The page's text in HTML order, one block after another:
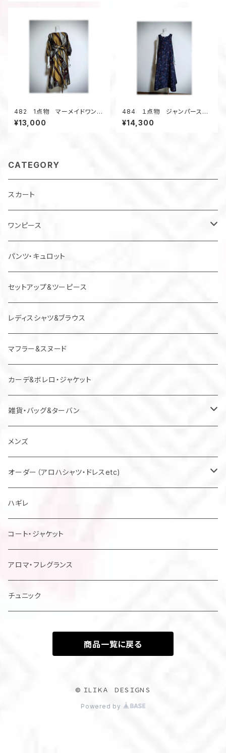
482 1点物 マーメイドワンピ
ーㇲ Aライン 着物リメイク
銘仙 シルク お出かけ 体形
¥13,000
484 １点物 ジャンパースカ
ート テントラインワンピース
大島紬 花柄 小さいサイズ
¥14,300
CATEGORY
スカート
ワンピース
チュニック
ジャンパースカート
パンツ・キュロット
セットアップ&ツーピース
レディスシャツ&ブラウス
マフラー&スヌード
カーデ&ボレロ・ジャケット
雑貨・バッグ&ターバン
バッグ
マスク
メンズ
オーダー（アロハシャツ・ドレスetc)
メンズアロハシャツ他
レディスドレス・シャツ他
ハギレ
コート・ジャケット
アロマ・フレグランス
チュニック
商品一覧に戻る
© ＩＬＩＫＡ ＤＥＳＩＧＮＳ
Powered by